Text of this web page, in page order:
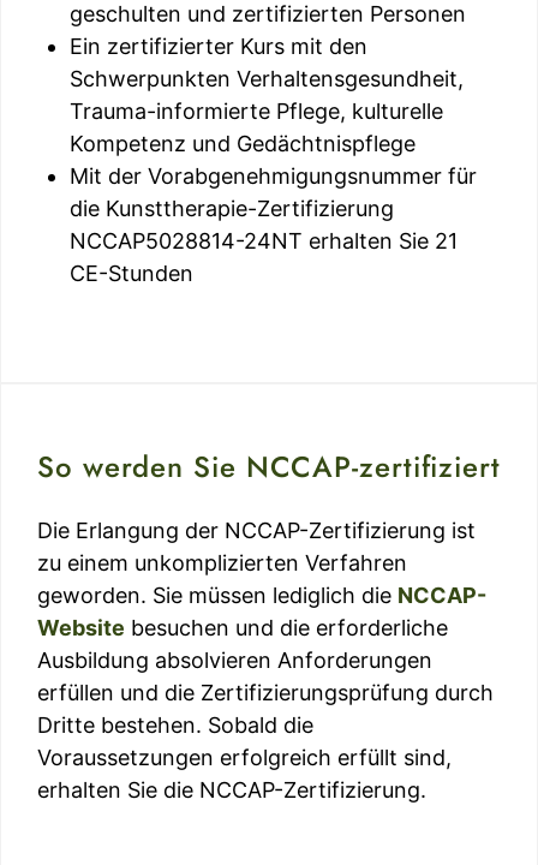
geschulten und zertifizierten Personen
Ein zertifizierter Kurs mit den
Schwerpunkten Verhaltensgesundheit,
Trauma-informierte Pflege, kulturelle
Kompetenz und Gedächtnispflege
Mit der Vorabgenehmigungsnummer für
die Kunsttherapie-Zertifizierung
NCCAP5028814-24NT erhalten Sie 21
CE-Stunden
So werden Sie NCCAP-zertifiziert
Die Erlangung der NCCAP-Zertifizierung ist
zu einem unkomplizierten Verfahren
geworden. Sie müssen lediglich die NCCAP-
Website besuchen und die erforderliche
Ausbildung absolvieren Anforderungen
erfüllen und die Zertifizierungsprüfung durch
Dritte bestehen. Sobald die
Voraussetzungen erfolgreich erfüllt sind,
erhalten Sie die NCCAP-Zertifizierung.